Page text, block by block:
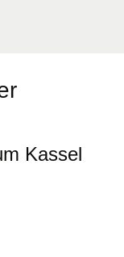
Kassel